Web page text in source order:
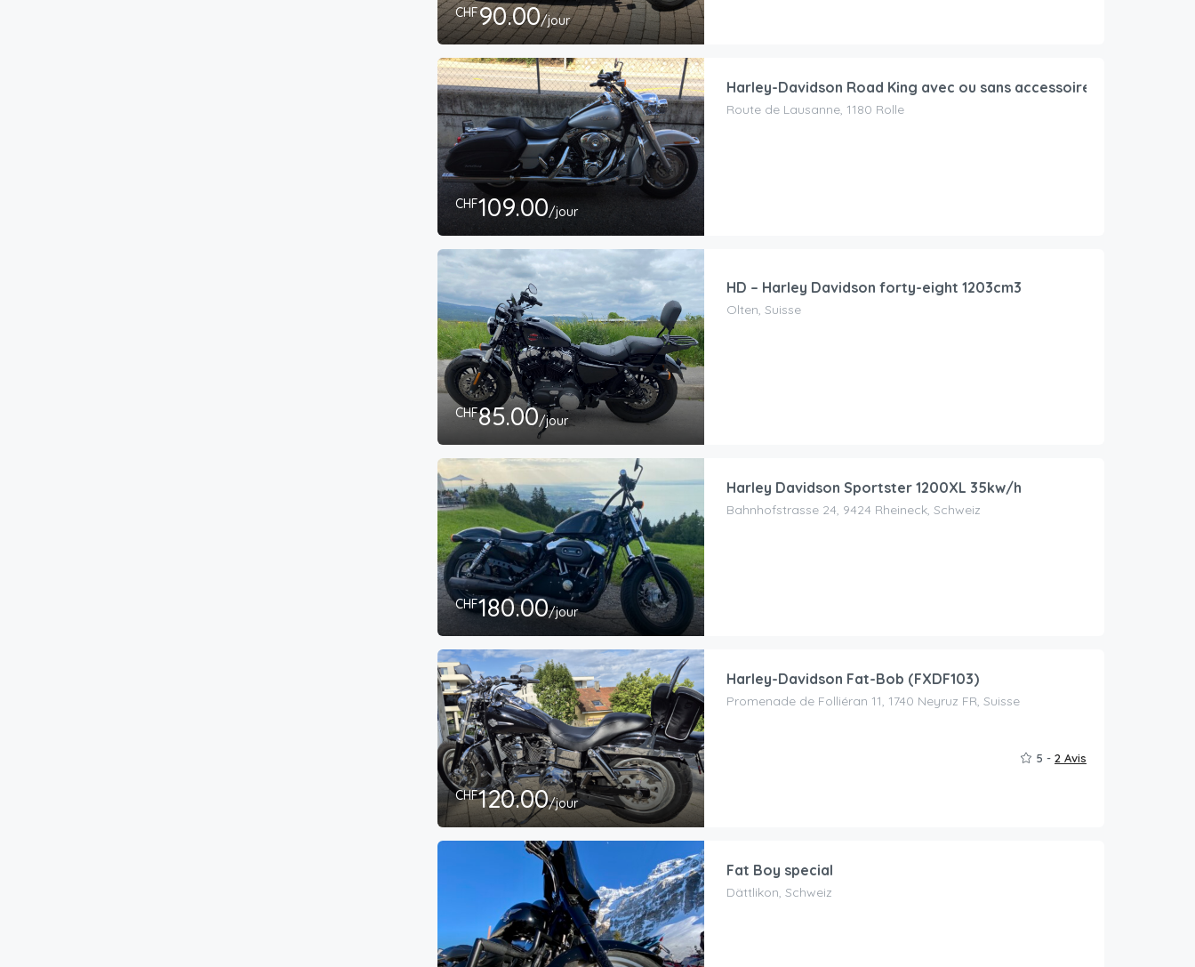
CHF90.00/jour
CHF109.00/jour
Harley-Davidson Road King avec ou sans accessoires
Route de Lausanne, 1180 Rolle
CHF85.00/jour
HD – Harley Davidson forty-eight 1203cm3
Olten, Suisse
CHF180.00/jour
Harley Davidson Sportster 1200XL 35kw/h
Bahnhofstrasse 24, 9424 Rheineck, Schweiz
CHF120.00/jour
Harley-Davidson Fat-Bob (FXDF103)
Promenade de Folliéran 11, 1740 Neyruz FR, Suisse
5 - 2 Avis
Fat Boy special
Dättlikon, Schweiz